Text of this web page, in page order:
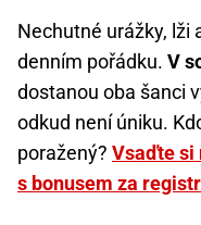
Nechutné urážky, lži
denním pořádku. V
dostanou oba šanci
odkud není úniku.
poražený? Vsaďte si
s bonusem za